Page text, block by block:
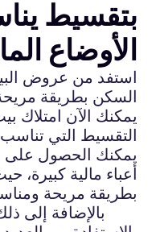
بتقسيط
الأوضاع
استفد من عروض
السكن بطريقة
يمكنك الآن امتلاك
التقسيط التي تناسب
يمكنك الحصول على
أعباء مالية كبيرة،
بطريقة مريحة
بالإضافة إلى